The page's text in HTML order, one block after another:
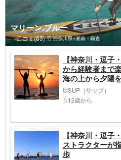
マリーン.ブルー
口コミ(63) 神奈川県>湘南・鎌倉
【神奈川・逗子
から経験者まで
海の上から夕陽
真撮影付き）
SUP（サップ）
12歳から
【神奈川・逗子
ストラクターが
歩